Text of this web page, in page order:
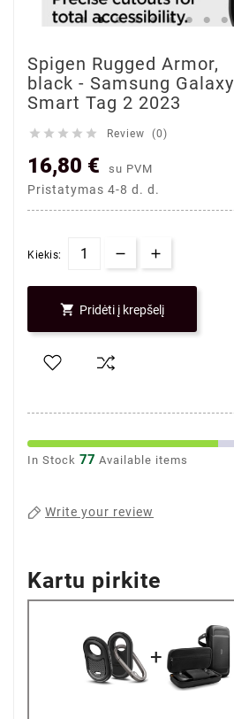
Spigen Rugged Armor,
black - Samsung Galaxy
Smart Tag 2 2023
     Review (0)
16,80 € su PVM
Pristatymas 4-8 d. d.
Kiekis:
 Pridėti į krepšelį
In Stock 77 Available items
Write your review
Kartu pirkite
+